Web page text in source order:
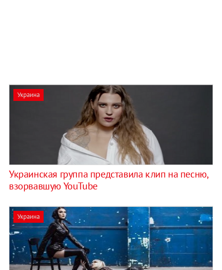
Украина
Украинская группа представила клип на песню,
взорвавшую YouTube
Украина